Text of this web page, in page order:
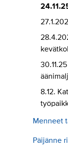
8.12.
Menneet
Päijänne